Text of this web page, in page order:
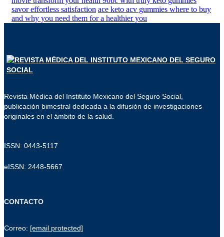
savor effortless satisfaction ace keto acv gummies where to buy
and why you need them for a healthier you
Revista Médica del Instituto Mexicano del Seguro Social,
publicación bimestral dedicada a la difusión de investigaciones
originales en el ámbito de la salud.
ISSN: 0443-5117
eISSN: 2448-5667
CONTACTO
Correo: [email protected]